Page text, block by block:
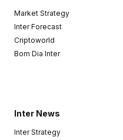
Market Strategy
Inter Forecast
Criptoworld
Bom Dia Inter
Inter News
Inter Strategy